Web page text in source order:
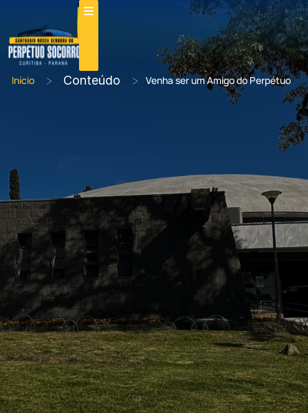
Início > Conteúdo > Venha ser um Amigo do Perpétuo